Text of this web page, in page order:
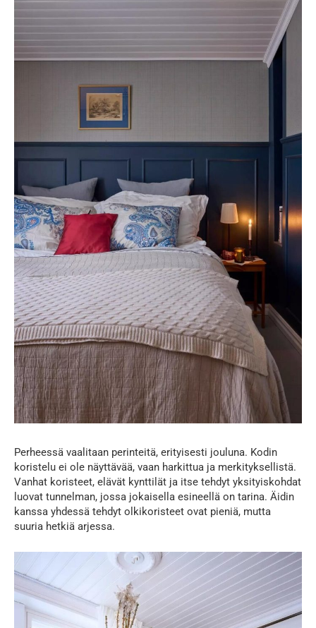
Perheessä vaalitaan perinteitä, erityisesti jouluna. Kodin
koristelu ei ole näyttävää, vaan harkittua ja merkityksellistä.
Vanhat koristeet, elävät kynttilät ja itse tehdyt yksityiskohdat
luovat tunnelman, jossa jokaisella esineellä on tarina. Äidin
kanssa yhdessä tehdyt olkikoristeet ovat pieniä, mutta
suuria hetkiä arjessa.